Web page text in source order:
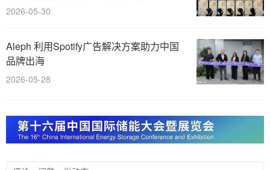
2026-05-30
Aleph 利用Spotify广告解决方案助力中国
品牌出海
2026-05-28